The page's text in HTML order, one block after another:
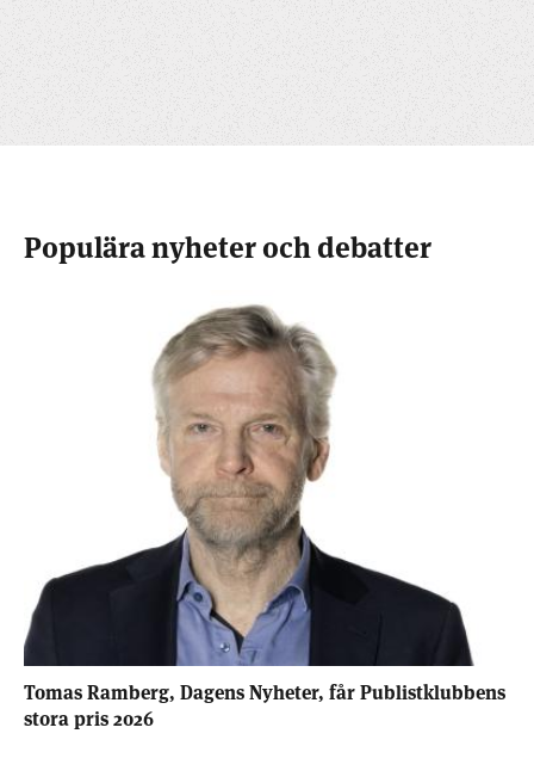
Populära nyheter och debatter
Tomas Ramberg, Dagens Nyheter, får Publistklubbens
stora pris 2026